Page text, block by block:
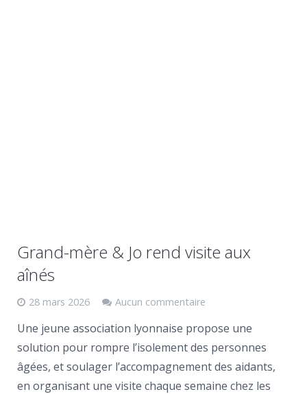
Grand-mère & Jo rend visite aux
aînés
28 mars 2026 Aucun commentaire
Une jeune association lyonnaise propose une
solution pour rompre l’isolement des personnes
âgées, et soulager l’accompagnement des aidants,
en organisant une visite chaque semaine chez les